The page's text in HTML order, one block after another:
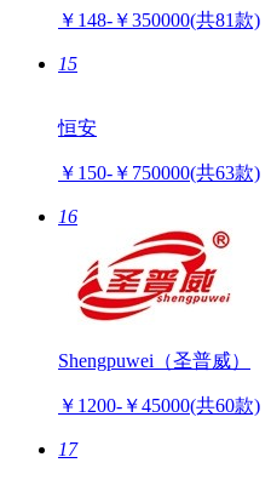
￥148-￥350000(共81款)
15
恒安
￥150-￥750000(共63款)
16
Shengpuwei（圣普威）
￥1200-￥45000(共60款)
17